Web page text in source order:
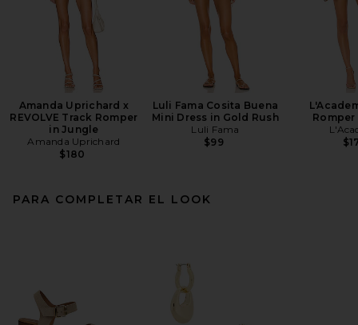
Amanda Uprichard x
REVOLVE Track Romper
in Jungle
Amanda Uprichard
$180
Luli Fama Cosita Buena
Mini Dress in Gold Rush
Luli Fama
$99
PARA COMPLETAR EL LOOK